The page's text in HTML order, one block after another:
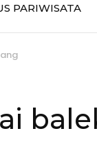
PARIWISATA